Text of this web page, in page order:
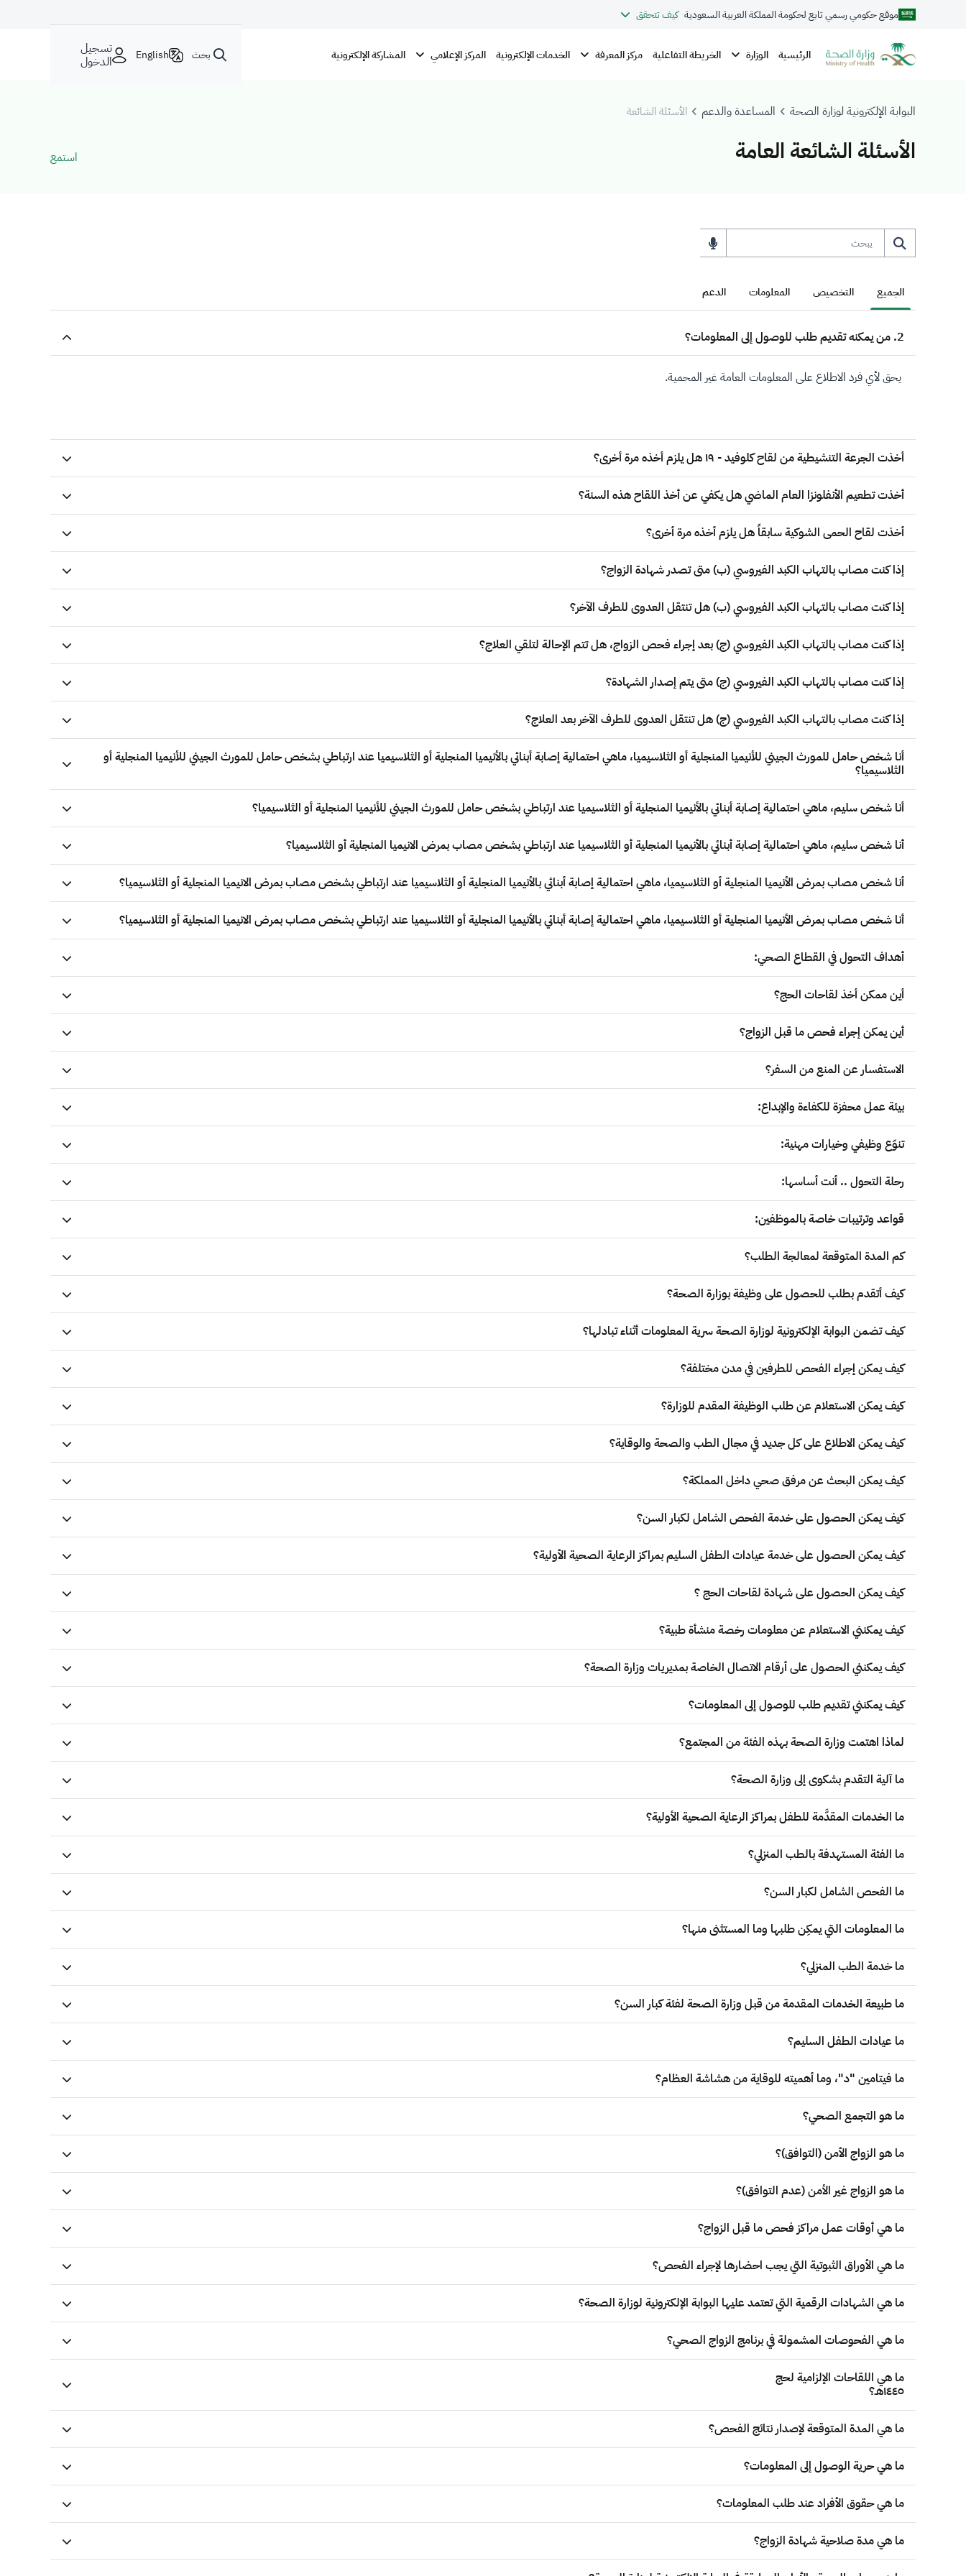
موقع حكومي رسمي تابع لحكومة المملكة العربية السعودية كيف تتحقق
الرئيسية الوزارة الخريطة التفاعلية مركز المعرفة الخدمات الإلكترونية المركز الإعلامي المشاركة الإلكترونية بحث English تسجيل
الدخول
البوابة الإلكترونية لوزارة الصحة المساعدة والدعم الأسئلة الشائعة
الأسئلة الشائعة العامة استمع
الجميع التخصيص المعلومات الدعم
2. من يمكنه تقديم طلب للوصول إلى المعلومات؟
يحق لأي فرد الاطلاع على المعلومات العامة غير المحمية.
أخذت الجرعة التنشيطية من لقاح كلوفيد - ١٩ هل يلزم أخذه مرة أخرى؟
أخذت تطعيم الأنفلونزا العام الماضي هل يكفي عن أخذ اللقاح هذه السنة؟
أخذت لقاح الحمى الشوكية سابقاً هل يلزم أخذه مرة أخرى؟
إذا كنت مصاب بالتهاب الكبد الفيروسي (ب) متى تصدر شهادة الزواج؟
إذا كنت مصاب بالتهاب الكبد الفيروسي (ب) هل تنتقل العدوى للطرف الآخر؟
إذا كنت مصاب بالتهاب الكبد الفيروسي (ج) بعد إجراء فحص الزواج، هل تتم الإحالة لتلقي العلاج؟
إذا كنت مصاب بالتهاب الكبد الفيروسي (ج) متى يتم إصدار الشهادة؟
إذا كنت مصاب بالتهاب الكبد الفيروسي (ج) هل تنتقل العدوى للطرف الآخر بعد العلاج؟
أنا شخص حامل للمورث الجيني للأنيميا المنجلية أو الثلاسيميا، ماهي احتمالية إصابة أبنائي بالأنيميا المنجلية أو الثلاسيميا عند ارتباطي بشخص حامل للمورث الجيني للأنيميا المنجلية أو
الثلاسيميا؟
أنا شخص سليم، ماهي احتمالية إصابة أبنائي بالأنيميا المنجلية أو الثلاسيميا عند ارتباطي بشخص حامل للمورث الجيني للأنيميا المنجلية أو الثلاسيميا؟
أنا شخص سليم، ماهي احتمالية إصابة أبنائي بالأنيميا المنجلية أو الثلاسيميا عند ارتباطي بشخص مصاب بمرض الانيميا المنجلية أو الثلاسيميا؟
أنا شخص مصاب بمرض الأنيميا المنجلية أو الثلاسيميا، ماهي احتمالية إصابة أبنائي بالأنيميا المنجلية أو الثلاسيميا عند ارتباطي بشخص مصاب بمرض الانيميا المنجلية أو الثلاسيميا؟
أنا شخص مصاب بمرض الأنيميا المنجلية أو الثلاسيميا، ماهي احتمالية إصابة أبنائي بالأنيميا المنجلية أو الثلاسيميا عند ارتباطي بشخص مصاب بمرض الانيميا المنجلية أو الثلاسيميا؟
أهداف التحول في القطاع الصحي:
أين ممكن أخذ لقاحات الحج؟
أين يمكن إجراء فحص ما قبل الزواج؟
الاستفسار عن المنع من السفر؟
بيئة عمل محفزة للكفاءة والإبداع:
تنوّع وظيفي وخيارات مهنية:
رحلة التحول .. أنت أساسها:
قواعد وترتيبات خاصة بالموظفين:
كم المدة المتوقعة لمعالجة الطلب؟
كيف أتقدم بطلب للحصول على وظيفة بوزارة الصحة؟
كيف تضمن البوابة الإلكترونية لوزارة الصحة سرية المعلومات أثناء تبادلها؟
كيف يمكن إجراء الفحص للطرفين في مدن مختلفة؟
كيف يمكن الاستعلام عن طلب الوظيفة المقدم للوزارة؟
كيف يمكن الاطلاع على كل جديد في مجال الطب والصحة والوقاية؟
كيف يمكن البحث عن مرفق صحي داخل المملكة؟
كيف يمكن الحصول على خدمة الفحص الشامل لكبار السن؟
كيف يمكن الحصول على خدمة عيادات الطفل السليم بمراكز الرعاية الصحية الأولية؟
كيف يمكن الحصول على شهادة لقاحات الحج ؟
كيف يمكنني الاستعلام عن معلومات رخصة منشأة طبية؟
كيف يمكنني الحصول على أرقام الاتصال الخاصة بمديريات وزارة الصحة؟
كيف يمكنني تقديم طلب للوصول إلى المعلومات؟
لماذا اهتمت وزارة الصحة بهذه الفئة من المجتمع؟
ما آلية التقدم بشكوى إلى وزارة الصحة؟
ما الخدمات المقدَّمة للطفل بمراكز الرعاية الصحية الأولية؟
ما الفئة المستهدفة بالطب المنزلي؟
ما الفحص الشامل لكبار السن؟
ما المعلومات التي يمكِن طلبها وما المستثنى منها؟
ما خدمة الطب المنزلي؟
ما طبيعة الخدمات المقدمة من قبل وزارة الصحة لفئة كبار السن؟
ما عيادات الطفل السليم؟
ما فيتامين "د"، وما أهميته للوقاية من هشاشة العظام؟
ما هو التجمع الصحي؟
ما هو الزواج الأمن (التوافق)؟
ما هو الزواج غير الأمن (عدم التوافق)؟
ما هي أوقات عمل مراكز فحص ما قبل الزواج؟
ما هي الأوراق الثبوتية التي يجب احضارها لإجراء الفحص؟
ما هي الشهادات الرقمية التي تعتمد عليها البوابة الإلكترونية لوزارة الصحة؟
ما هي الفحوصات المشمولة في برنامج الزواج الصحي؟
ما هي اللقاحات الإلزامية لحج
١٤٤٥هـ؟
ما هي المدة المتوقعة لإصدار نتائج الفحص؟
ما هي حرية الوصول إلى المعلومات؟
ما هي حقوق الأفراد عند طلب المعلومات؟
ما هي مدة صلاحية شهادة الزواج؟